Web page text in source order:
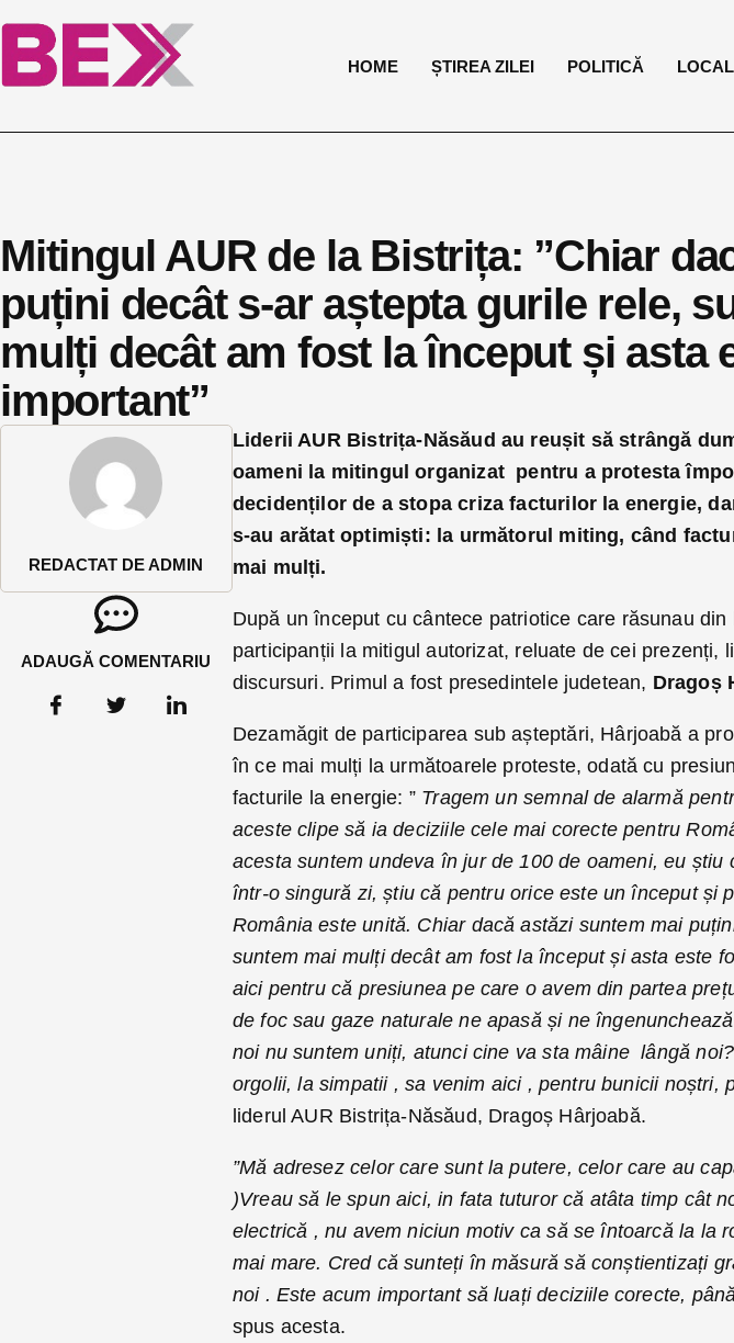
HOME ȘTIREA ZILEI POLITICĂ LOCAL
Mitingul AUR de la Bistrița: ”Chiar
puțini decât s-ar aștepta gurile rele,
mulți decât am fost la început și asta
important”
REDACTAT DE ADMIN
ADAUGĂ COMENTARIU
Liderii AUR Bistrița-Năsăud au reușit să strângă
oameni la mitingul organizat pentru a protesta
decidenților de a stopa criza facturilor la energie,
s-au arătat optimiști: la următorul miting, când
mai mulți.
După un început cu cântece patriotice care răsunau
participanții la mitigul autorizat, reluate de cei prezenți,
discursuri. Primul a fost presedintele judetean, Dragoș
Dezamăgit de participarea sub așteptări, Hârjoabă a
în ce mai mulți la următoarele proteste, odată cu
facturile la energie: ” Tragem un semnal de alarmă
aceste clipe să ia deciziile cele mai corecte pentru
acesta suntem undeva în jur de 100 de oameni, eu știu
într-o singură zi, știu că pentru orice este un început și
România este unită. Chiar dacă astăzi suntem mai
suntem mai mulți decât am fost la început și asta este
aici pentru că presiunea pe care o avem din partea
de foc sau gaze naturale ne apasă și ne
noi nu suntem uniți, atunci cine va sta mâine lângă
orgolii, la simpatii , sa venim aici , pentru bunicii noștri,
liderul AUR Bistrița-Năsăud, Dragoș Hârjoabă.
”Mă adresez celor care sunt la putere, celor care au
)Vreau să le spun aici, in fata tuturor că atâta timp cât
electrică , nu avem niciun motiv ca să se întoarcă la la
mai mare. Cred că sunteți în măsură să conștientizați
noi . Este acum important să luați deciziile corecte,
spus acesta.